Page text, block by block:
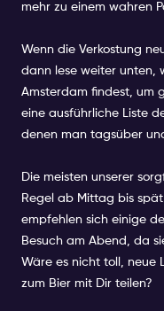
mehr zu einem wahren
Wenn die Verkostung
dann lese weiter unten,
Amsterdam findest, um
eine ausführliche Liste
denen man tagsüber
Die meisten unserer
Regel ab Mittag bis
empfehlen sich einige
Besuch am Abend, da
Wäre es nicht toll, neue
zum Bier mit Dir teilen?